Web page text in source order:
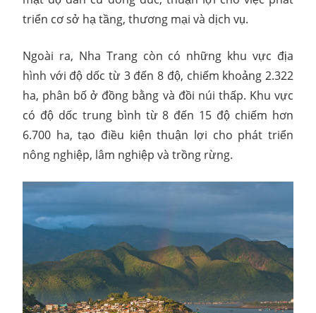
triển cơ sở hạ tầng, thương mại và dịch vụ.
Ngoài ra, Nha Trang còn có những khu vực địa
hình với độ dốc từ 3 đến 8 độ, chiếm khoảng 2.322
ha, phân bố ở đồng bằng và đồi núi thấp. Khu vực
có độ dốc trung bình từ 8 đến 15 độ chiếm hơn
6.700 ha, tạo điều kiện thuận lợi cho phát triển
nông nghiệp, lâm nghiệp và trồng rừng.